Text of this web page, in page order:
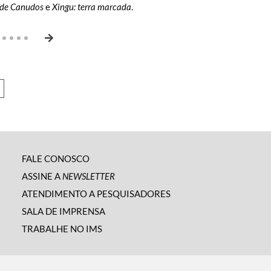
CanudoseXingu: terra marcada.
playlists.
humor, novas perspectivas,
FALE CONOSCO
ASSINE A NEWSLETTER
ATENDIMENTO A PESQUISADORES
SALA DE IMPRENSA
TRABALHE NO IMS